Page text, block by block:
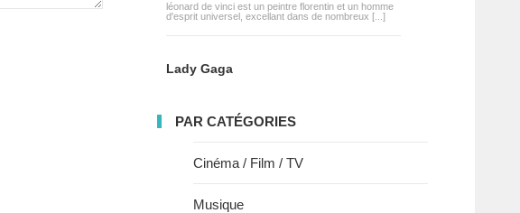
léonard de vinci est un peintre florentin et un homme
d'esprit universel, excellant dans de nombreux [...]
Lady Gaga
PAR CATÉGORIES
Cinéma / Film / TV
Musique